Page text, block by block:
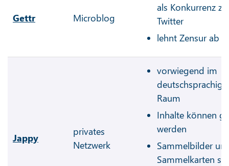
Gettr Microblog
als Konkurrenz zu
Twitter
lehnt Zensur ab
Jappy
privates
Netzwerk
vorwiegend im
Raum
Inhalte können
werden
Sammelbilder
Sammelkarten